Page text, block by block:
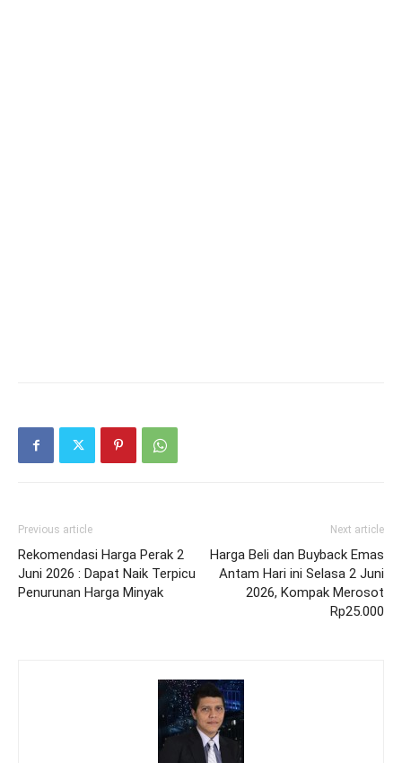
Previous article
Rekomendasi Harga Perak 2
Juni 2026 : Dapat Naik Terpicu
Penurunan Harga Minyak
Next article
Harga Beli dan Buyback Emas
Antam Hari ini Selasa 2 Juni
2026, Kompak Merosot
Rp25.000